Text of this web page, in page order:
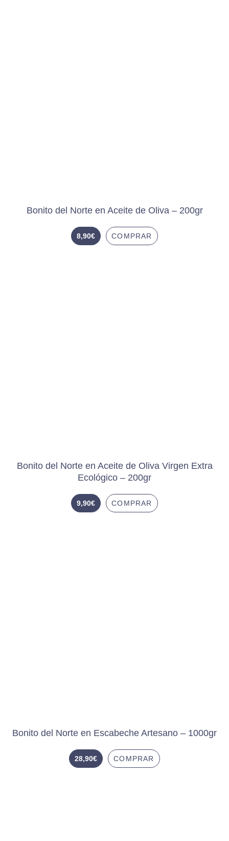
Bonito del Norte en Aceite de Oliva – 200gr
8,90€ COMPRAR
Bonito del Norte en Aceite de Oliva Virgen Extra
Ecológico – 200gr
9,90€ COMPRAR
Bonito del Norte en Escabeche Artesano – 1000gr
28,90€ COMPRAR